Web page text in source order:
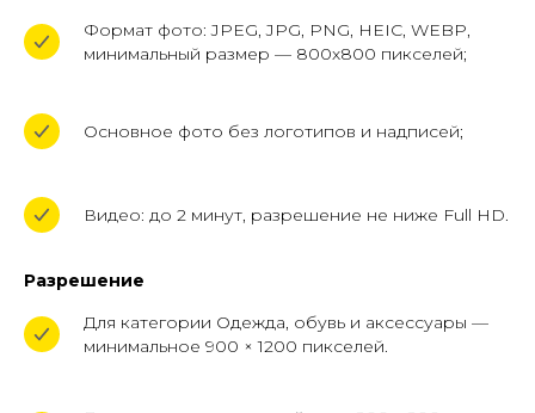
Формат фото: JPEG, JPG, PNG, HEIC, WEBP,
минимальный размер — 800х800 пикселей;
Основное фото без логотипов и надписей;
Видео: до 2 минут, разрешение не ниже Full HD.
Разрешение
Для категории Одежда, обувь и аксессуары —
минимальное 900 × 1200 пикселей.
ЗАКАЗАТЬ ОБРАТНЫЙ ЗВОНОК
+7 (961) 526-25-32